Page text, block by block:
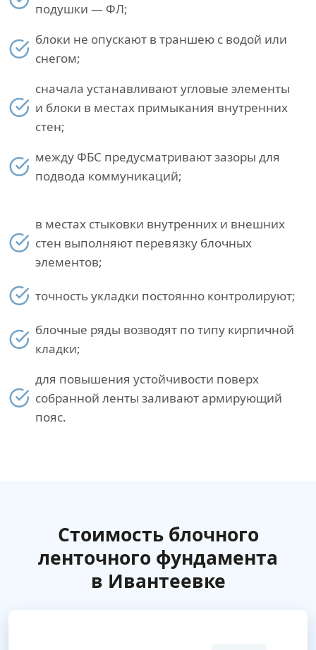
подушки — ФЛ;
блоки не опускают в траншею с водой или
снегом;
сначала устанавливают угловые элементы
и блоки в местах примыкания внутренних
стен;
между ФБС предусматривают зазоры для
подвода коммуникаций;
в местах стыковки внутренних и внешних
стен выполняют перевязку блочных
элементов;
точность укладки постоянно контролируют;
блочные ряды возводят по типу кирпичной
кладки;
для повышения устойчивости поверх
собранной ленты заливают армирующий
пояс.
Стоимость блочного
ленточного фундамента
в Ивантеевке